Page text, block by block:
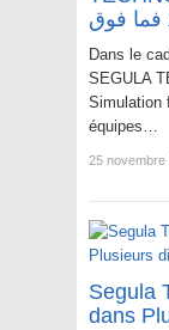
Dans le
SEGULA
Simulation
équipes…
25 novembre
Segula
dans